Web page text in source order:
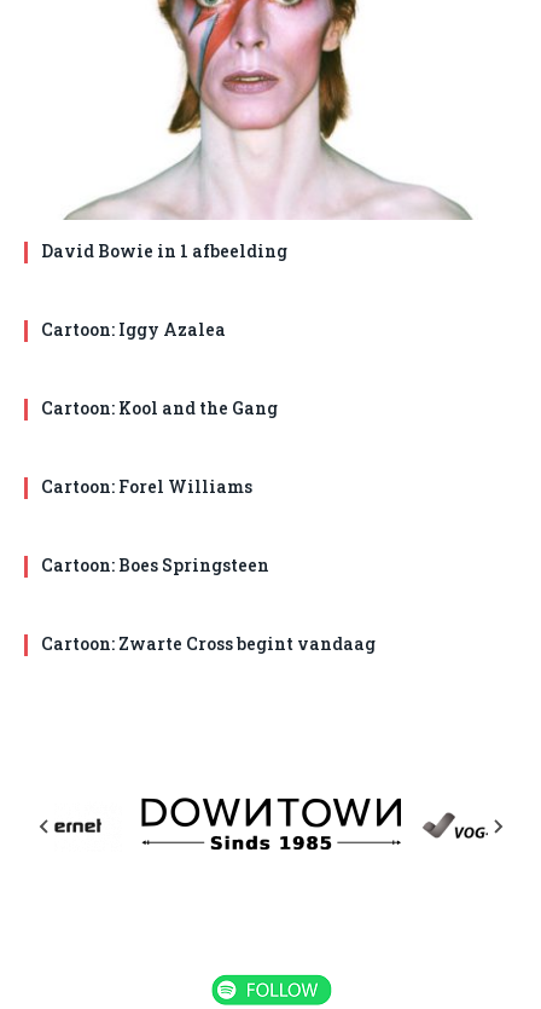
David Bowie in 1 afbeelding
Cartoon: Iggy Azalea
Cartoon: Kool and the Gang
Cartoon: Forel Williams
Cartoon: Boes Springsteen
Cartoon: Zwarte Cross begint vandaag